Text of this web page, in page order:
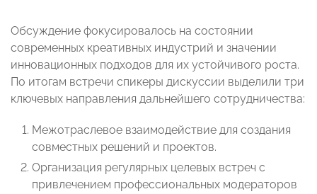
Обсуждение фокусировалось на состоянии
современных креативных индустрий и значении
инновационных подходов для их устойчивого роста.
По итогам встречи спикеры дискуссии выделили три
ключевых направления дальнейшего сотрудничества:
Межотраслевое взаимодействие для создания
совместных решений и проектов.
Организация регулярных целевых встреч с
привлечением профессиональных модераторов